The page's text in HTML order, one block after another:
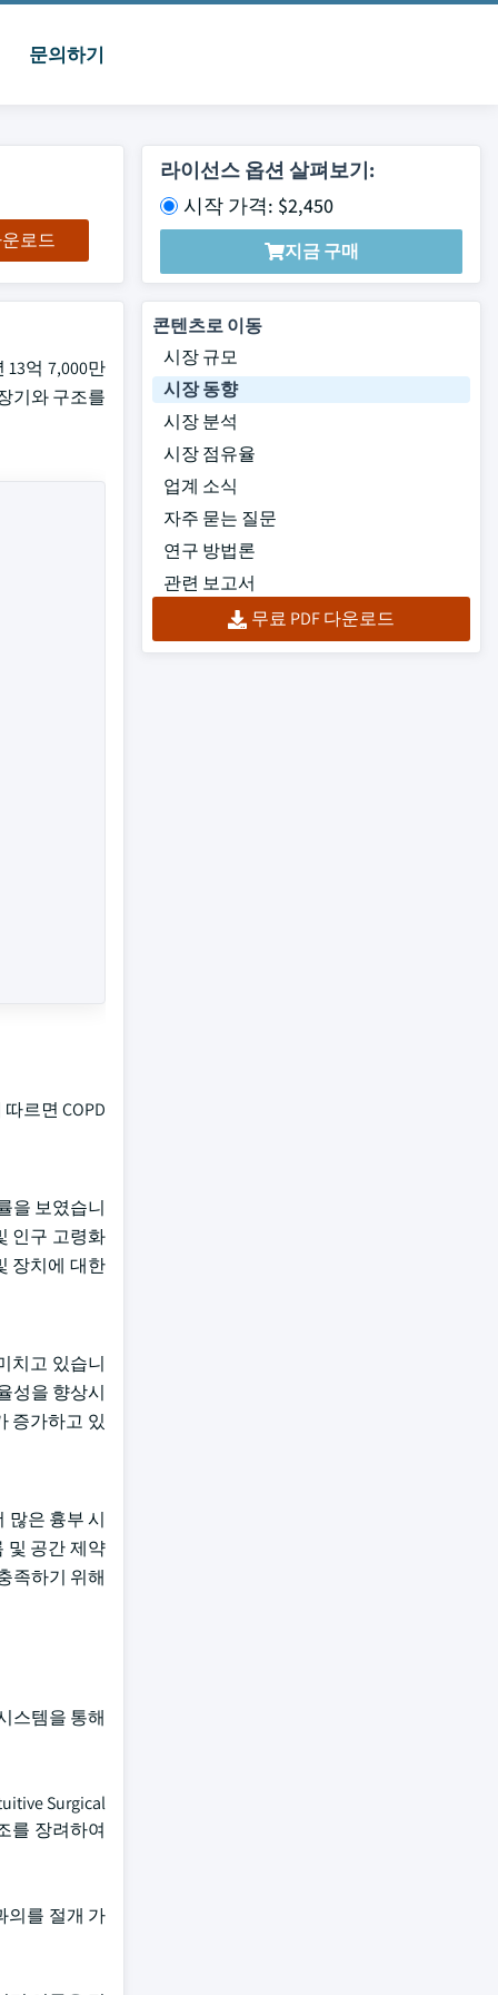
문의하기
운로드
라이선스 옵션 살펴보기:
시작 가격: $2,450
지금 구매
억 7,000만
기와 구조를
르면 COPD
을 보였습니
인구 고령화
장치에 대한
치고 있습니
성을 향상시
증가하고 있
많은 흉부 시
및 공간 제약
족하기 위해
스템을 통해
Surgical
를 장려하여
의를 절개 가
콘텐츠로 이동
시장 규모
시장 동향
시장 분석
시장 점유율
업계 소식
자주 묻는 질문
연구 방법론
관련 보고서
무료 PDF 다운로드